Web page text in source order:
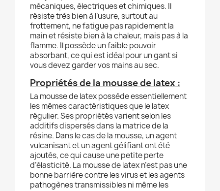
mécaniques, électriques et chimiques. Il
résiste très bien à l’usure, surtout au
frottement, ne fatigue pas rapidement la
main et résiste bien à la chaleur, mais pas à la
flamme. Il possède un faible pouvoir
absorbant, ce qui est idéal pour un gant si
vous devez garder vos mains au sec.
Propriétés de la mousse de latex :
La mousse de latex possède essentiellement
les mêmes caractéristiques que le latex
régulier. Ses propriétés varient selon les
additifs dispersés dans la matrice de la
résine. Dans le cas de la mousse, un agent
vulcanisant et un agent gélifiant ont été
ajoutés, ce qui cause une petite perte
d’élasticité. La mousse de latex n’est pas une
bonne barrière contre les virus et les agents
pathogènes transmissibles ni même les